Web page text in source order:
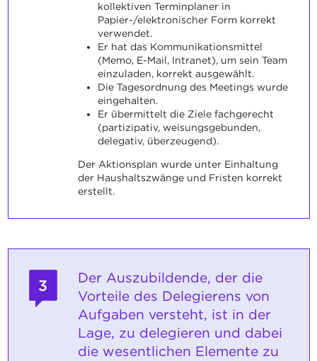
kollektiven Terminplaner in
Papier-/elektronischer Form korrekt
verwendet.
Er hat das Kommunikationsmittel
(Memo, E-Mail, Intranet), um sein Team
einzuladen, korrekt ausgewählt.
Die Tagesordnung des Meetings wurde
eingehalten.
Er übermittelt die Ziele fachgerecht
(partizipativ, weisungsgebunden,
delegativ, überzeugend).
Der Aktionsplan wurde unter Einhaltung
der Haushaltszwänge und Fristen korrekt
erstellt.
3
Der Auszubildende, der die
Vorteile des Delegierens von
Aufgaben versteht, ist in der
Lage, zu delegieren und dabei
die wesentlichen Elemente zu